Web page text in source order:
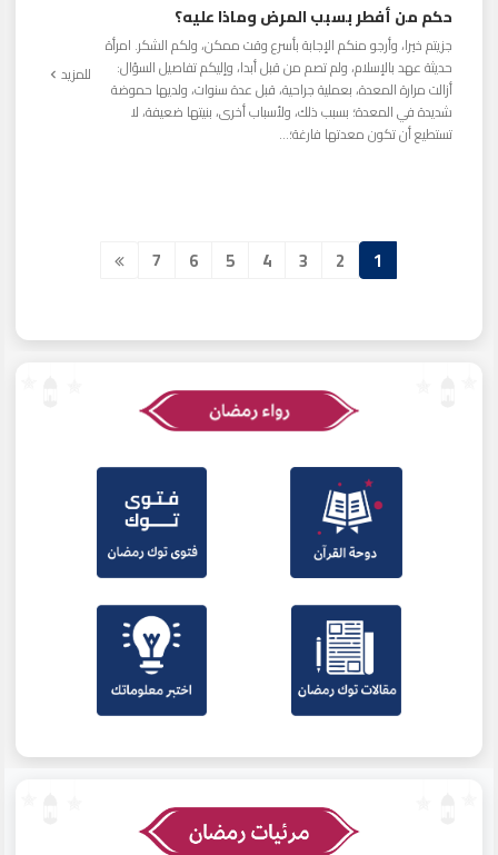
حكم من أفطر بسبب المرض وماذا عليه؟
جزيتم خيرا، وأرجو منكم الإجابة بأسرع وقت ممكن، ولكم الشكر. امرأة
حديثة عهد بالإسلام، ولم تصم من قبل أبدا، وإليكم تفاصيل السؤال:
أزالت مرارة المعدة، بعملية جراحية، قبل عدة سنوات، ولديها حموضة
شديدة في المعدة؛ بسبب ذلك، ولأسباب أخرى، بنيتها ضعيفة، لا
تستطيع أن تكون معدتها فارغة؛...
للمزيد
1
2
3
4
5
6
7